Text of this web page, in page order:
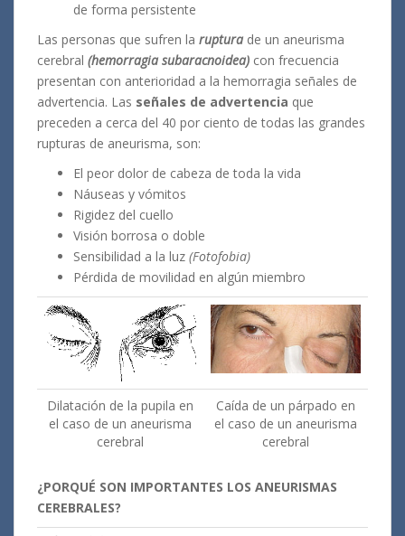
de forma persistente
Las personas que sufren la ruptura de un aneurisma
cerebral (hemorragia subaracnoidea) con frecuencia
presentan con anterioridad a la hemorragia señales de
advertencia. Las señales de advertencia que
preceden a cerca del 40 por ciento de todas las grandes
rupturas de aneurisma, son:
El peor dolor de cabeza de toda la vida
Náuseas y vómitos
Rigidez del cuello
Visión borrosa o doble
Sensibilidad a la luz (Fotofobia)
Pérdida de movilidad en algún miembro
Dilatación de la pupila en
el caso de un aneurisma
cerebral
Caída de un párpado en
el caso de un aneurisma
cerebral
¿PORQUÉ SON IMPORTANTES LOS ANEURISMAS
CEREBRALES?